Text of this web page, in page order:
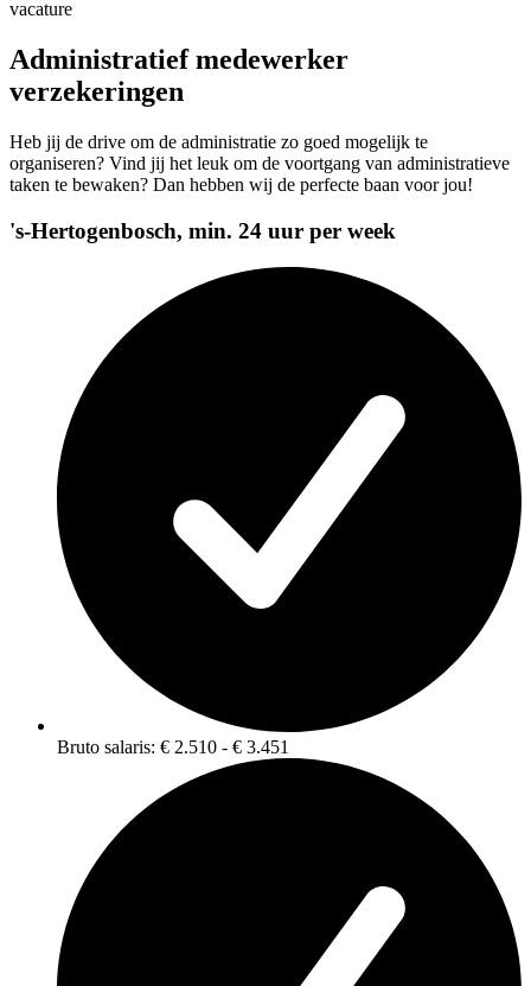
vacature
Administratief medewerker
verzekeringen
Heb jij de drive om de administratie zo goed mogelijk te
organiseren? Vind jij het leuk om de voortgang van administratieve
taken te bewaken? Dan hebben wij de perfecte baan voor jou!
's-Hertogenbosch, min. 24 uur per week
Bruto salaris: € 2.510 - € 3.451